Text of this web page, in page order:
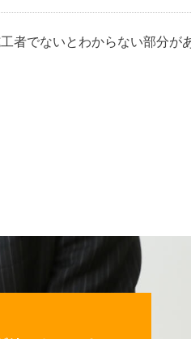
者でないとわからない部分が